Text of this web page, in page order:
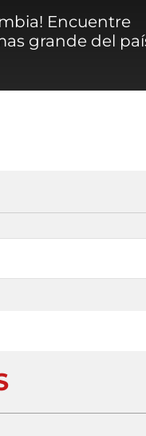
Encuentre
grande del